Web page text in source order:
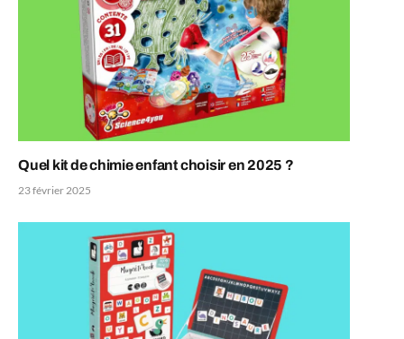
Quel kit de chimie enfant choisir en 2025 ?
23 février 2025